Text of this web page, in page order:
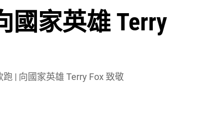
國家英雄 Terry
| 向國家英雄 Terry Fox 致敬